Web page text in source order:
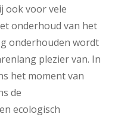
ook voor vele
onderhoud van het
onderhouden wordt
plezier van. In
het moment van
de
ecologisch